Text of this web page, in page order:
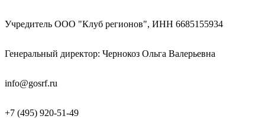
Учредитель ООО "Клуб регионов", ИНН 6685155934
Генеральный директор: Чернокоз Ольга Валерьевна
info@gosrf.ru
+7 (495) 920-51-49